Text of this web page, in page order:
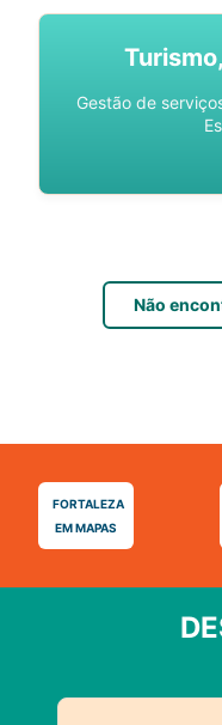
Gestão de
Não
FORTALEZA
EM MAPAS